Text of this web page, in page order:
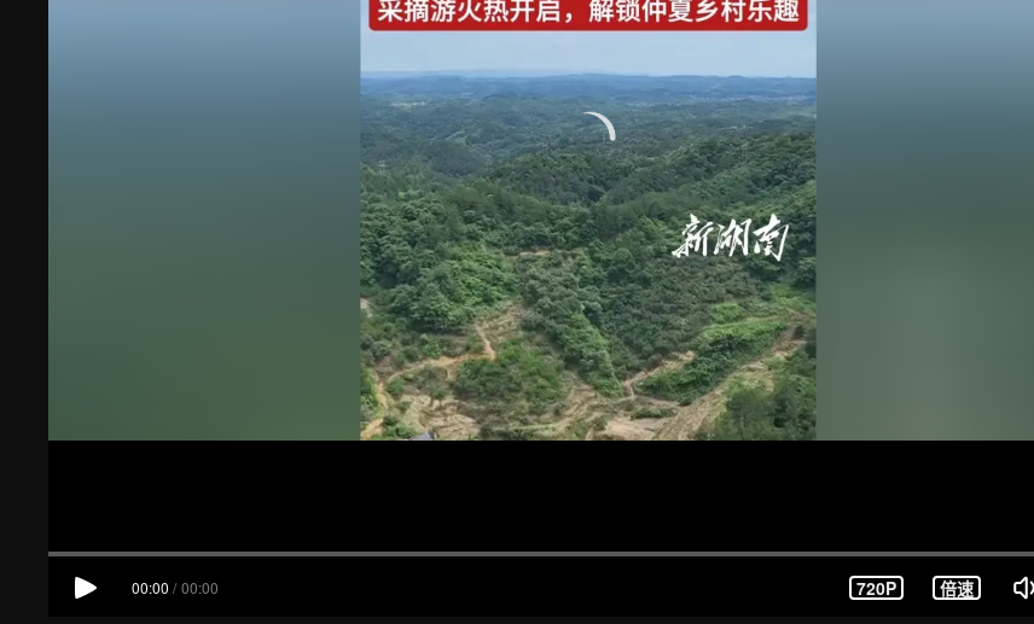
00:00 / 00:00 720P 倍速